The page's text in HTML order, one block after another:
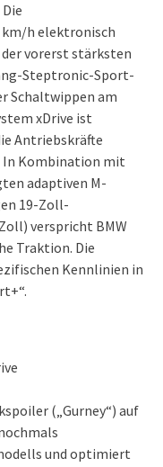
km/h elektronisch
vorerst stärksten
Steptronic-Sport-
Schaltwippen am
xDrive ist
Antriebskräfte
In Kombination mit
adaptiven M-
19-Zoll-
verspricht BMW
Traktion. Die
Kennlinien in
(„Gurney“) auf
und optimiert